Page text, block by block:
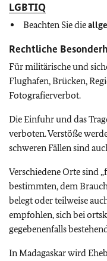
LGBTIQ
Beachten Sie die
Rechtliche
Für militärische und
Flughafen, Brücken,
Fotografierverbot.
Die Einfuhr und das
verboten. Verstöße
schweren Fällen sind
Verschiedene Orte sind
bestimmten, dem
belegt oder teilweise
empfohlen, sich bei
gegebenenfalls
In Madagaskar wird